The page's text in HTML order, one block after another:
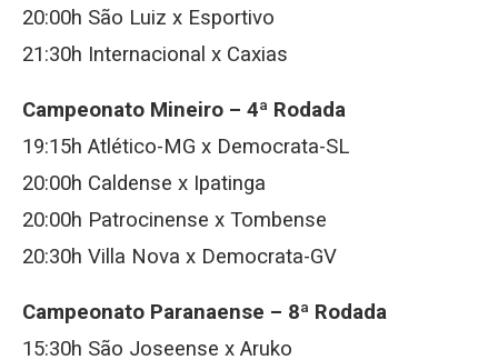
20:00h São Luiz x Esportivo
21:30h Internacional x Caxias
Campeonato Mineiro – 4ª Rodada
19:15h Atlético-MG x Democrata-SL
20:00h Caldense x Ipatinga
20:00h Patrocinense x Tombense
20:30h Villa Nova x Democrata-GV
Campeonato Paranaense – 8ª Rodada
15:30h São Joseense x Aruko